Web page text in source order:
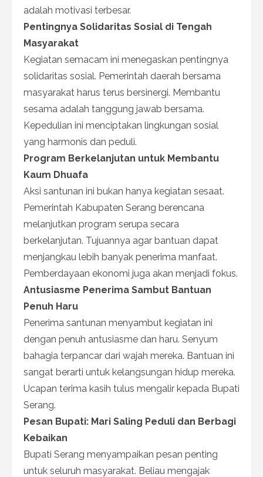
adalah motivasi terbesar.
Pentingnya Solidaritas Sosial di Tengah
Masyarakat
Kegiatan semacam ini menegaskan pentingnya
solidaritas sosial. Pemerintah daerah bersama
masyarakat harus terus bersinergi. Membantu
sesama adalah tanggung jawab bersama.
Kepedulian ini menciptakan lingkungan sosial
yang harmonis dan peduli.
Program Berkelanjutan untuk Membantu
Kaum Dhuafa
Aksi santunan ini bukan hanya kegiatan sesaat.
Pemerintah Kabupaten Serang berencana
melanjutkan program serupa secara
berkelanjutan. Tujuannya agar bantuan dapat
menjangkau lebih banyak penerima manfaat.
Pemberdayaan ekonomi juga akan menjadi fokus.
Antusiasme Penerima Sambut Bantuan
Penuh Haru
Penerima santunan menyambut kegiatan ini
dengan penuh antusiasme dan haru. Senyum
bahagia terpancar dari wajah mereka. Bantuan ini
sangat berarti untuk kelangsungan hidup mereka.
Ucapan terima kasih tulus mengalir kepada Bupati
Serang.
Pesan Bupati: Mari Saling Peduli dan Berbagi
Kebaikan
Bupati Serang menyampaikan pesan penting
untuk seluruh masyarakat. Beliau mengajak